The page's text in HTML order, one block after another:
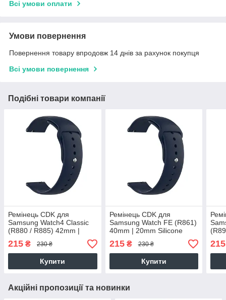
Всі умови оплати
Умови повернення
Повернення товару впродовж 14 днів за рахунок покупця
Всі умови повернення
Подібні товари компанії
Ремінець CDK для
Samsung Watch4 Classic
(R880 / R885) 42mm |
20mm Silicone Sport Band
(011908) (dark blue)
215 ₴ 230 ₴
Купити
Ремінець CDK для
Samsung Watch FE (R861)
40mm | 20mm Silicone
Sport Band (011908) (dark
blue)
215₴ 230 ₴
Купити
215
Акційні пропозиції та новинки